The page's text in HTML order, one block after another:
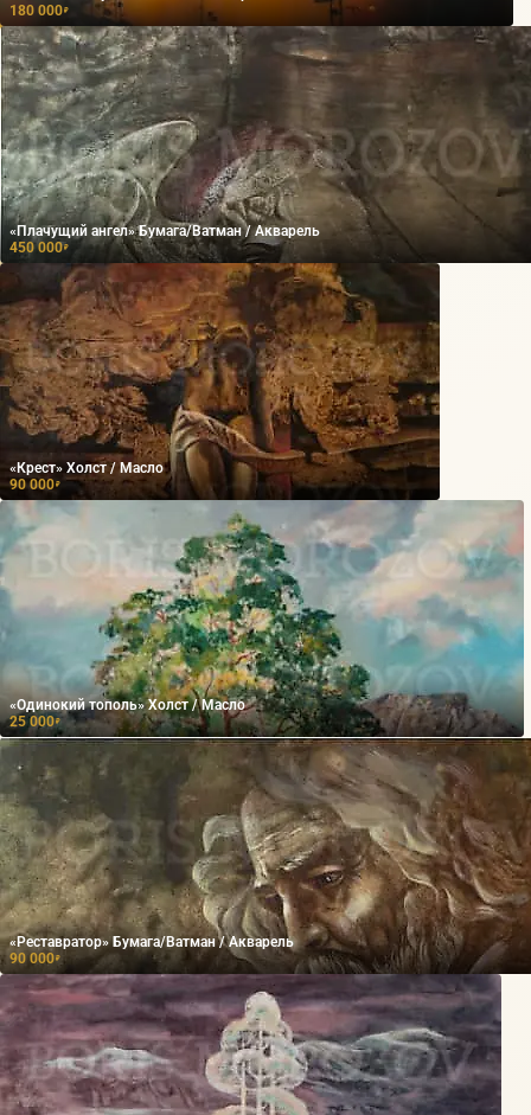
180 000₽
«Плачущий ангел» Бумага/Ватман / Акварель
450 000₽
«Крест» Холст / Масло
90 000₽
«Одинокий тополь» Холст / Масло
25 000₽
«Реставратор» Бумага/Ватман / Акварель
90 000₽